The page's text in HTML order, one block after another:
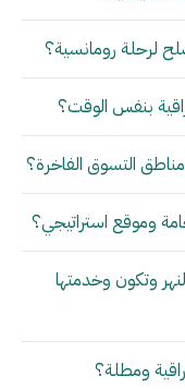
لرحلة رومانسية؟
بنفس الوقت؟
التسوق الفاخرة؟
وموقع استراتيجي؟
وتكون وخدمتها
ومطلة؟